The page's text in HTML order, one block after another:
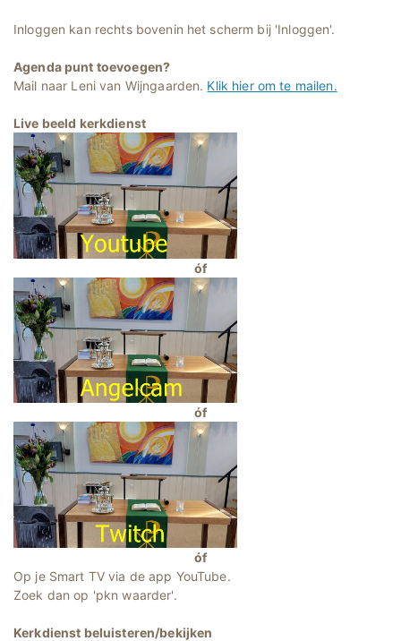
Inloggen kan rechts bovenin het scherm bij 'Inloggen'.
Agenda punt toevoegen?
Mail naar Leni van Wijngaarden. Klik hier om te mailen.
Live beeld kerkdienst
óf
óf
óf
Op je Smart TV via de app YouTube.
Zoek dan op 'pkn waarder'.
Kerkdienst beluisteren/bekijken